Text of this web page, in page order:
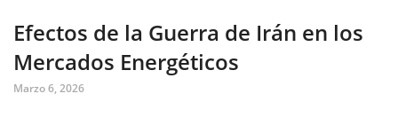
Efectos de la Guerra de Irán en los
Mercados Energéticos
Marzo 6, 2026